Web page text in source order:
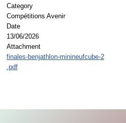
Category
Compétitions Avenir
Date
13/06/2026
Attachment
finales-benjathlon-minineufcube-2
.pdf